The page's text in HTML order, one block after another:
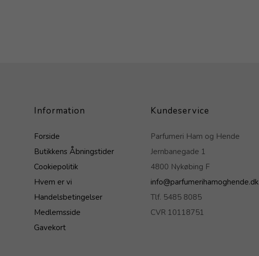
Information
Forside
Butikkens Åbningstider
Cookiepolitik
Hvem er vi
Handelsbetingelser
Medlemsside
Gavekort
Kundeservice
Parfumeri Ham og Hende
Jernbanegade 1
4800 Nykøbing F
info@parfumerihamoghende.dk
Tlf. 5485 8085
CVR 10118751